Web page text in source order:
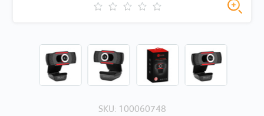
SKU: 100060748